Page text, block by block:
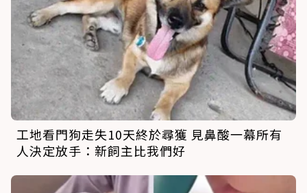
工地看門狗走失10天終於尋獲 見鼻酸一幕所有
人決定放手：新飼主比我們好